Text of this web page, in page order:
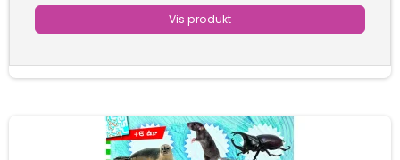
Vis produkt